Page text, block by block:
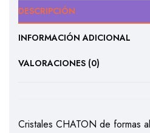
DESCRIPCIÓN
INFORMACIÓN ADICIONAL
VALORACIONES (0)
Cristales CHATON de formas